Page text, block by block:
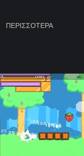
ΠΕΡΙΣΣΟΤΕΡΑ